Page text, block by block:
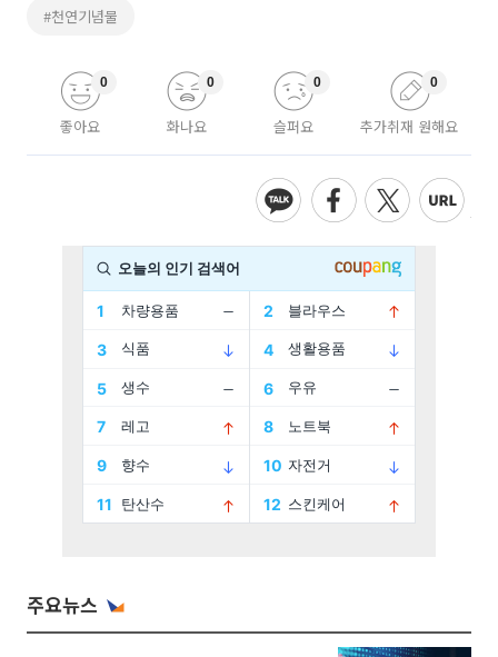
#천연기념물
좋아요
0
화나요
0
슬퍼요
0
추가취재 원해요
0
주요뉴스